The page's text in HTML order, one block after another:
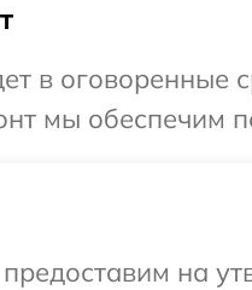
в оговоренные
мы обеспечим
на